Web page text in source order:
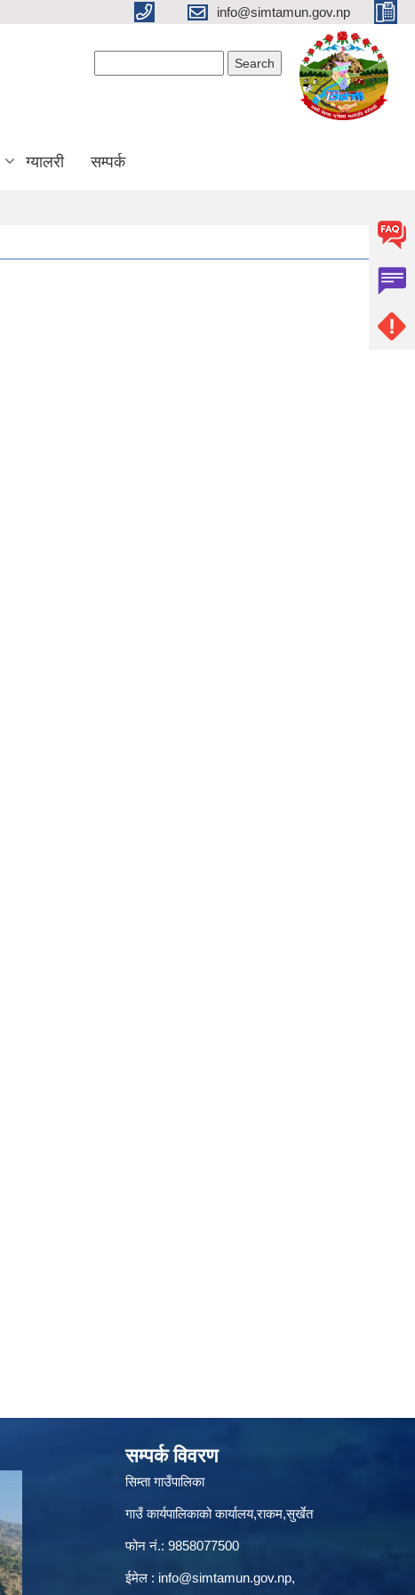
info@simtamun.gov.np
ग्यालरी सम्पर्क
सम्पर्क विवरण
सिम्ता गाउँपालिका
गाउँ कार्यपालिकाको कार्यालय,राकम,सुर्खेत
फोन नं.: 9858077500
ईमेल‌ : info@simtamun.gov.np,